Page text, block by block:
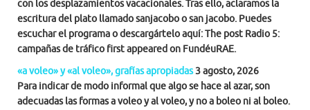
con los desplazamientos vacacionales. Tras ello, aclaramos la
escritura del plato llamado sanjacobo o san jacobo. Puedes
escuchar el programa o descargártelo aquí: The post Radio 5:
campañas de tráfico first appeared on FundéuRAE.
«a voleo» y «al voleo», grafías apropiadas3 agosto, 2026
Para indicar de modo informal que algo se hace al azar, son
adecuadas las formas a voleo y al voleo, y no a boleo ni al boleo.